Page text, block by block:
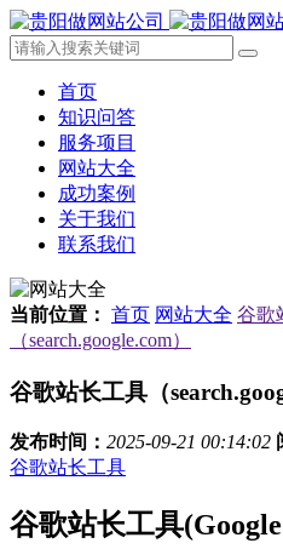
首页
知识问答
服务项目
网站大全
成功案例
关于我们
联系我们
当前位置： 首页 网站大全 谷歌
（search.google.com）
谷歌站长工具（
发布时间： 2025-09-21 00:14:02
谷歌站长工具
谷歌站长工具